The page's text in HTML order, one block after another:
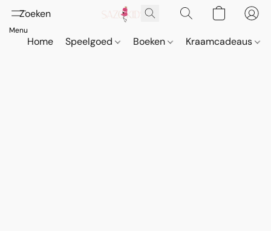
Home Speelgoed Boeken Kraamcadeaus